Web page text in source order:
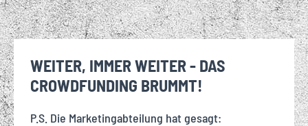
WEITER, IMMER WEITER - DAS
CROWDFUNDING BRUMMT!
P.S. Die Marketingabteilung hat gesagt: